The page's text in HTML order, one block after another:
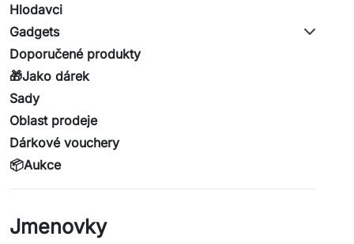
Hlodavci
Gadgets
Doporučené produkty
🎁Jako dárek
Sady
Oblast prodeje
Dárkové vouchery
📦Aukce
Jmenovky